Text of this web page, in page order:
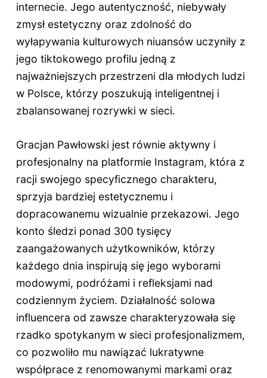
internecie. Jego autentyczność, niebywały
zmysł estetyczny oraz zdolność do
wyłapywania kulturowych niuansów uczyniły z
jego tiktokowego profilu jedną z
najważniejszych przestrzeni dla młodych ludzi
w Polsce, którzy poszukują inteligentnej i
zbalansowanej rozrywki w sieci.
Gracjan Pawłowski jest równie aktywny i
profesjonalny na platformie Instagram, która z
racji swojego specyficznego charakteru,
sprzyja bardziej estetycznemu i
dopracowanemu wizualnie przekazowi. Jego
konto śledzi ponad 300 tysięcy
zaangażowanych użytkowników, którzy
każdego dnia inspirują się jego wyborami
modowymi, podróżami i refleksjami nad
codziennym życiem. Działalność solowa
influencera od zawsze charakteryzowała się
rzadko spotykanym w sieci profesjonalizmem,
co pozwoliło mu nawiązać lukratywne
współprace z renomowanymi markami oraz